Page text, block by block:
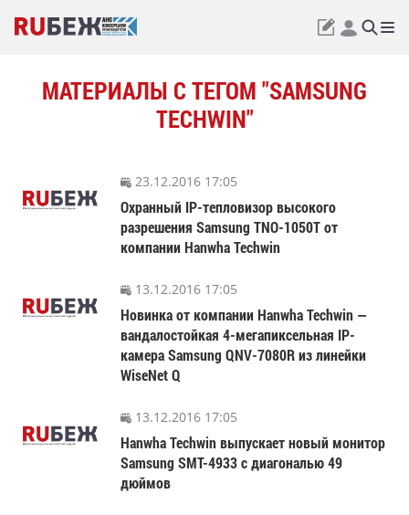
МАТЕРИАЛЫ С ТЕГОМ "SAMSUNG
TECHWIN"
23.12.2016 17:05
Охранный IP-тепловизор высокого
разрешения Samsung TNO-1050T от
компании Hanwha Techwin
13.12.2016 17:05
Новинка от компании Hanwha Techwin —
вандалостойкая 4-мегапиксельная IP-
камера Samsung QNV-7080R из линейки
WiseNet Q
13.12.2016 17:05
Hanwha Techwin выпускает новый монитор
Samsung SMT-4933 с диагональю 49
дюймов